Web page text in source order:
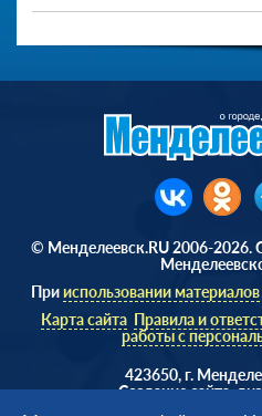
© Менделеевск.RU 2006-2026.
Прииспользовании материалов
Карта сайта Правила и
работы с
423650, г.
Cоздание сайта,